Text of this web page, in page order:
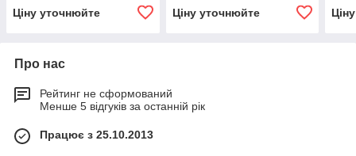
Ціну уточнюйте
Ціну уточнюйте
Про нас
Рейтинг не сформований
Менше 5 відгуків за останній рік
Працює з 25.10.2013